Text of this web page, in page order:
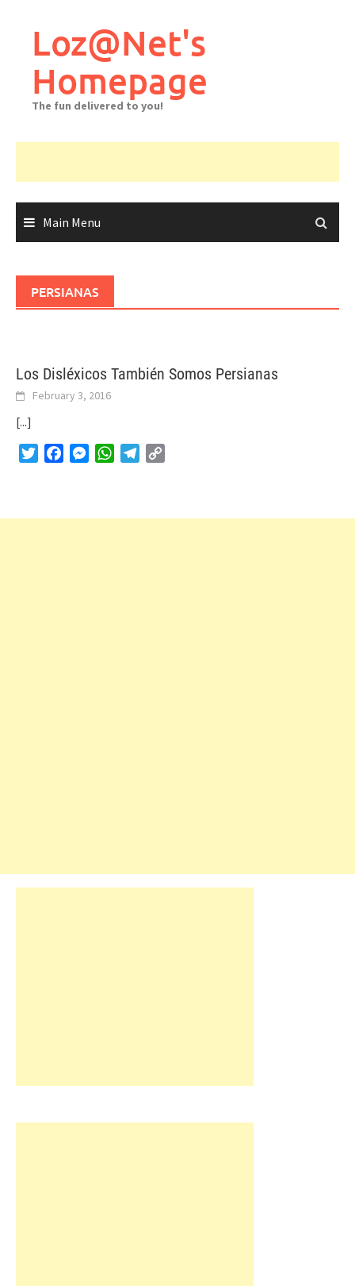
Loz@Net's
Homepage
The fun delivered to you!
Main Menu
PERSIANAS
Los Disléxicos También Somos Persianas
February 3, 2016
[...]
TwitterFacebookMessengerWhatsAppTelegram